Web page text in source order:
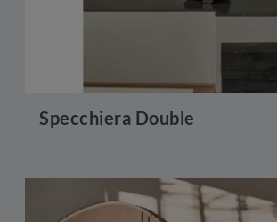
Specchiera Double